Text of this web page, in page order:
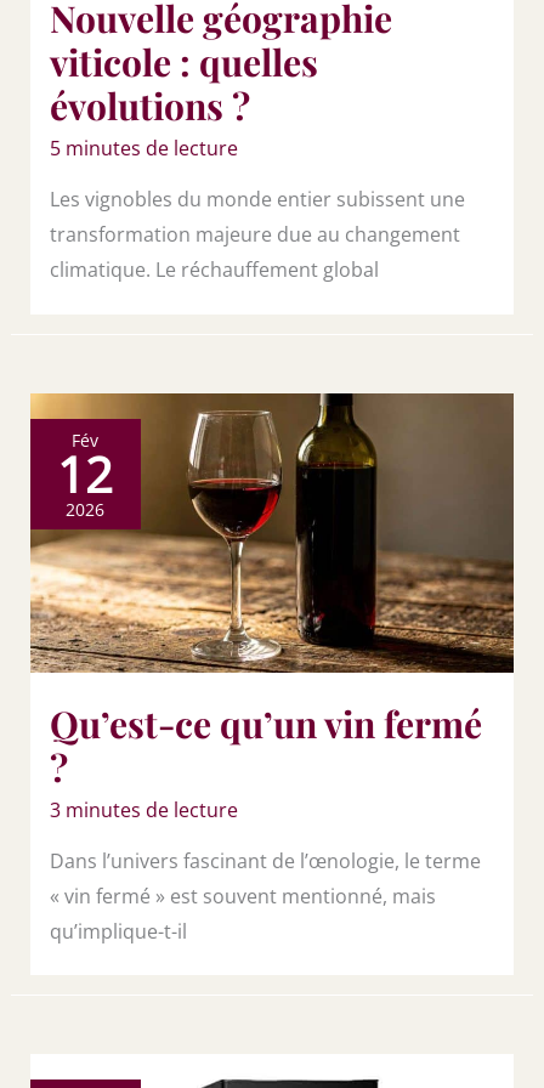
Nouvelle géographie
viticole : quelles
évolutions ?
5 minutes de lecture
Les vignobles du monde entier subissent une
transformation majeure due au changement
climatique. Le réchauffement global
Fév
12
2026
Qu’est-ce qu’un vin fermé
?
3 minutes de lecture
Dans l’univers fascinant de l’œnologie, le terme
« vin fermé » est souvent mentionné, mais
qu’implique-t-il